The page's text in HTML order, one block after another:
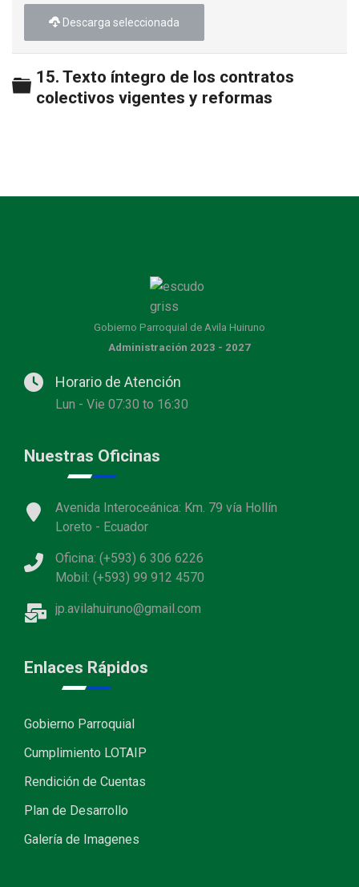
Descarga seleccionada
Carpeta
15. Texto íntegro de los contratos
colectivos vigentes y reformas
Gobierno Parroquial de Avila Huiruno
Administración 2023 - 2027
Horario de Atención
Lun - Vie 07:30 to 16:30
Nuestras Oficinas
Avenida Interoceánica: Km. 79 vía Hollín
Loreto - Ecuador
Oficina: (+593) 6 306 6226
Mobil: (+593) 99 912 4570
jp.avilahuiruno@gmail.com
Enlaces Rápidos
Gobierno Parroquial
Cumplimiento LOTAIP
Rendición de Cuentas
Plan de Desarrollo
Galería de Imagenes